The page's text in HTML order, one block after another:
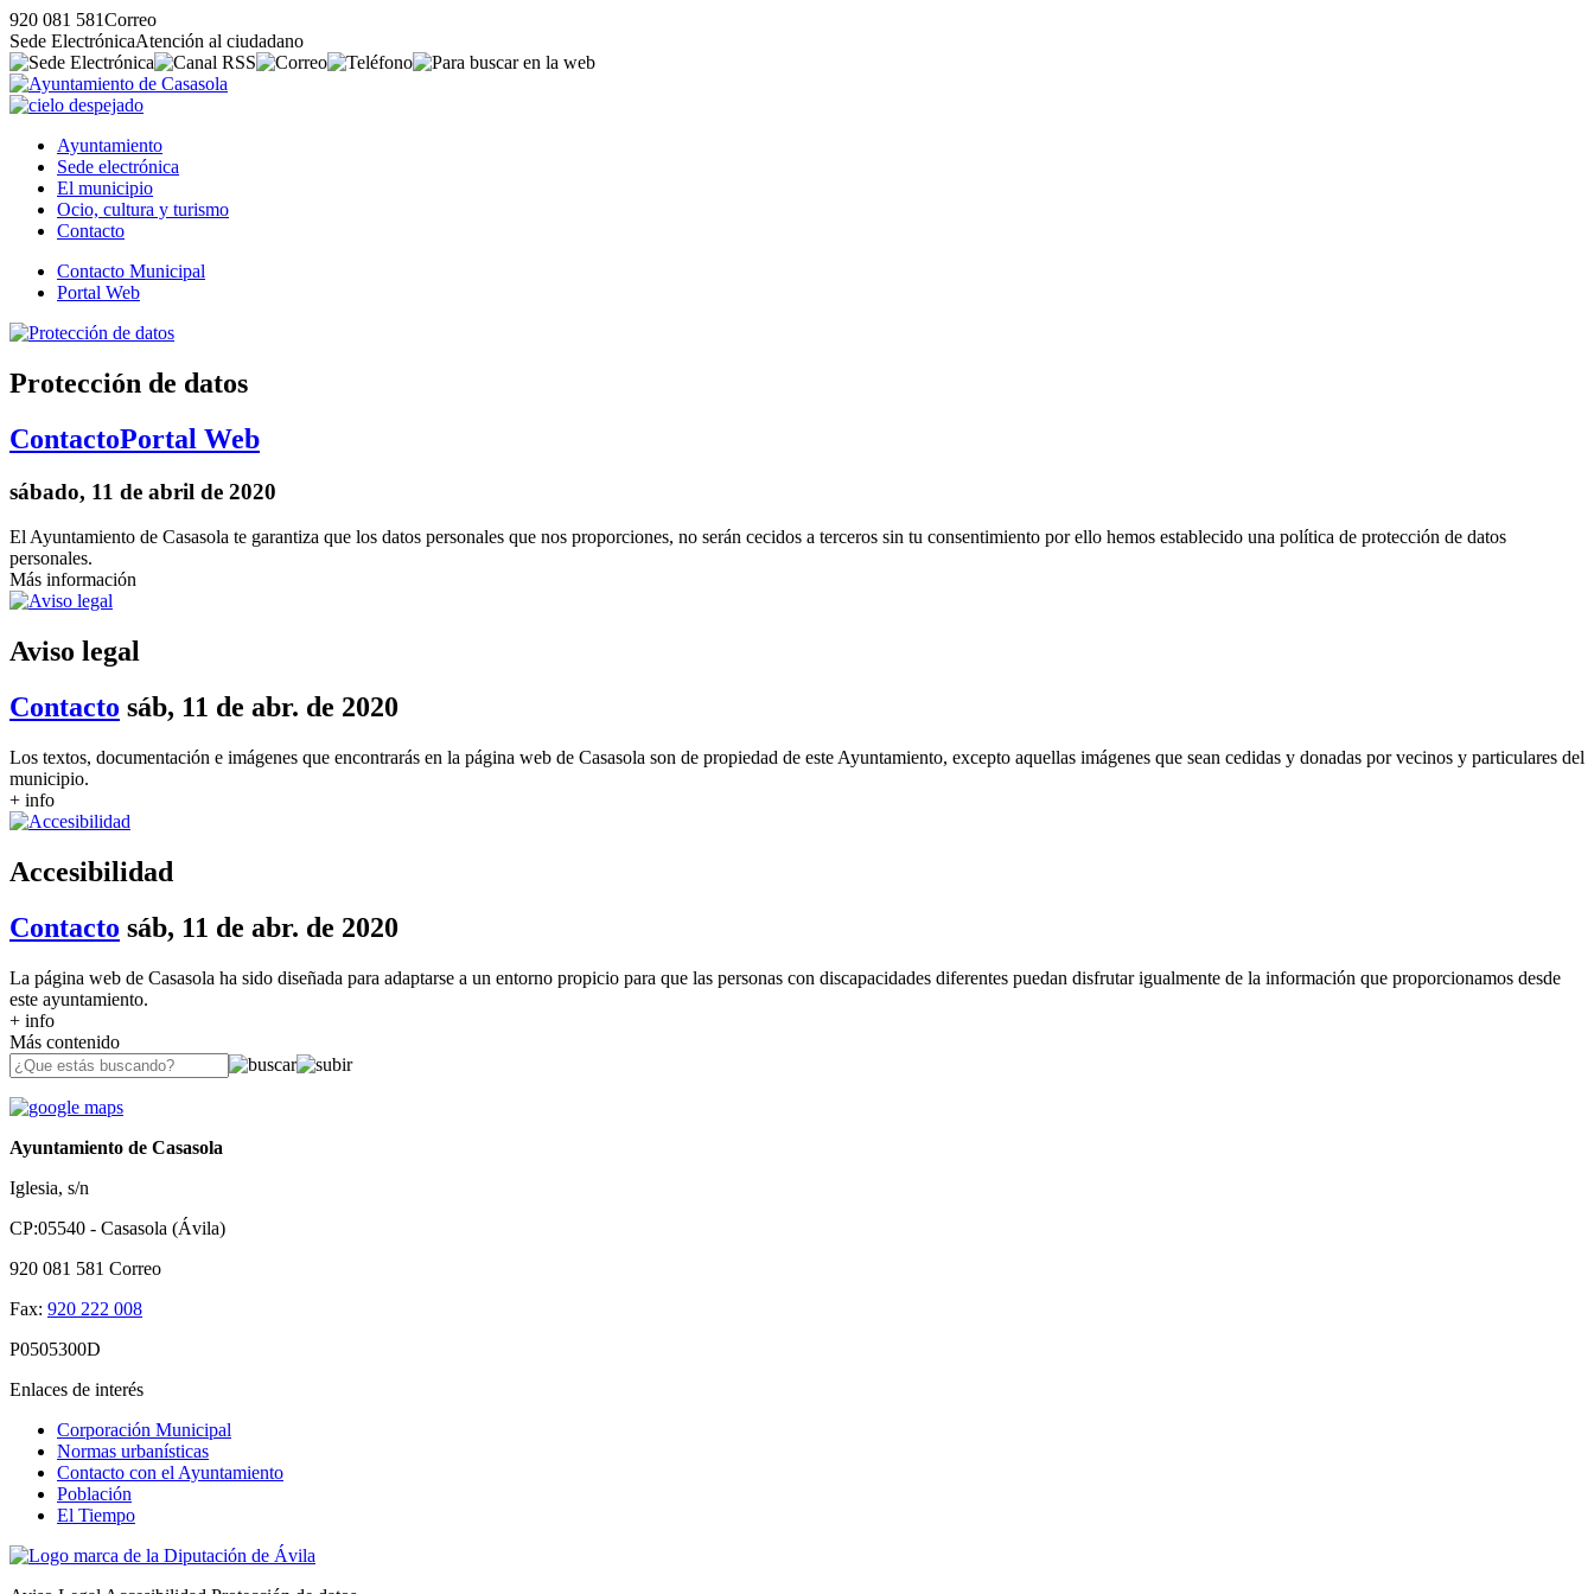
920 081 581Correo
Sede ElectrónicaAtención al ciudadano
Ayuntamiento
Sede electrónica
El municipio
Ocio, cultura y turismo
Contacto
Contacto Municipal
Portal Web
Protección de datos
ContactoPortal Web
sábado, 11 de abril de 2020
El Ayuntamiento de Casasola te garantiza que los datos personales que nos proporciones, no serán cecidos a terceros sin tu consentimiento por ello hemos establecido una política de protección de datos
personales.
Más información
Aviso legal
Contacto sáb, 11 de abr. de 2020
Los textos, documentación e imágenes que encontrarás en la página web de Casasola son de propiedad de este Ayuntamiento, excepto aquellas imágenes que sean cedidas y donadas por vecinos y particulares del
municipio.
+ info
Accesibilidad
Contacto sáb, 11 de abr. de 2020
La página web de Casasola ha sido diseñada para adaptarse a un entorno propicio para que las personas con discapacidades diferentes puedan disfrutar igualmente de la información que proporcionamos desde
este ayuntamiento.
+ info
Más contenido
Ayuntamiento de Casasola
Iglesia, s/n
CP:05540 - Casasola (Ávila)
920 081 581 Correo
Fax: 920 222 008
P0505300D
Enlaces de interés
Corporación Municipal
Normas urbanísticas
Contacto con el Ayuntamiento
Población
El Tiempo